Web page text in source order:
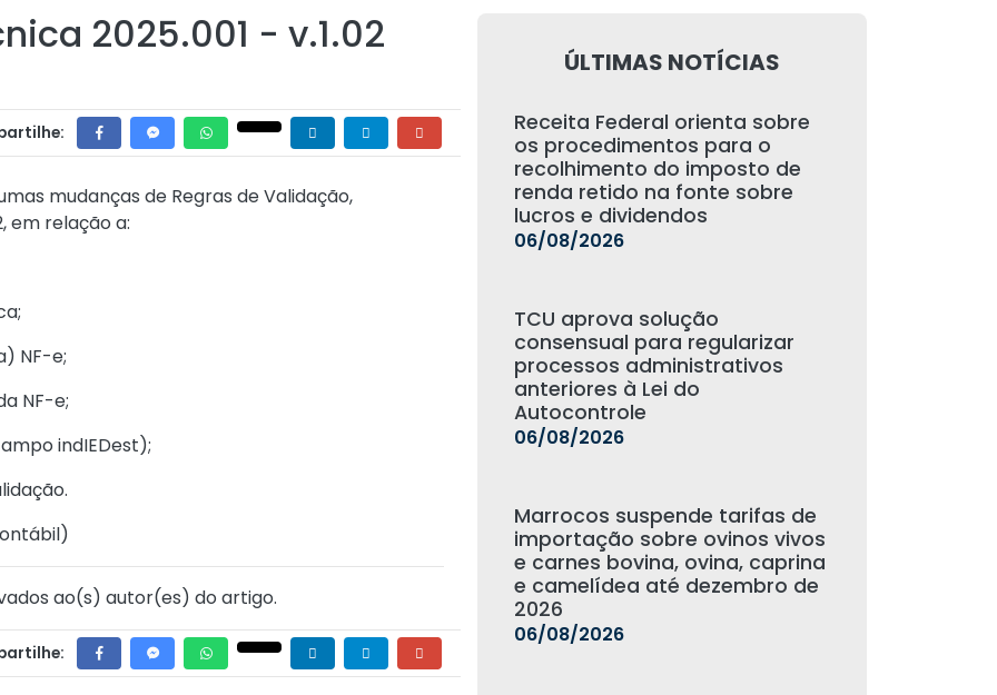
2025.001 - v.1.02
mudanças de Regras de Validação,
em relação a:
NF-e;
NF-e;
indIEDest);
)
ao(s) autor(es) do artigo.
ÚLTIMAS NOTÍCIAS
Receita Federal orienta sobre
os procedimentos para o
recolhimento do imposto de
renda retido na fonte sobre
lucros e dividendos
06/08/2026
TCU aprova solução
consensual para regularizar
processos administrativos
anteriores à Lei do
Autocontrole
06/08/2026
Marrocos suspende tarifas de
importação sobre ovinos vivos
e carnes bovina, ovina, caprina
e camelídea até dezembro de
2026
06/08/2026